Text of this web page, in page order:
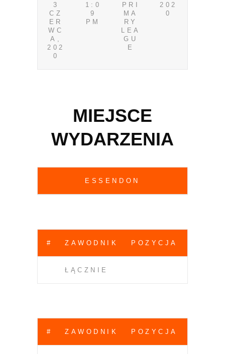
3
CZ
ER
WC
A,
202
0
1:0
9
PM
PRI
MA
RY
LEA
GU
E
202
0
MIEJSCE
WYDARZENIA
ESSENDON
# ZAWODNIK POZYCJA
ŁĄCZNIE
# ZAWODNIK POZYCJA